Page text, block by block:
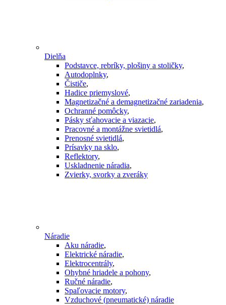
Dielňa
Podstavce, rebríky, plošiny a stoličky,
Autodoplnky,
Čističe,
Hadice priemyslové,
Magnetizačné a demagnetizačné zariadenia,
Ochranné pomôcky,
Pásky sťahovacie a viazacie,
Pracovné a montážne svietidlá,
Prenosné svietidlá,
Prísavky na sklo,
Reflektory,
Uskladnenie náradia,
Zvierky, svorky a zveráky
Náradie
Aku náradie,
Elektrické náradie,
Elektrocentrály,
Ohybné hriadele a pohony,
Ručné náradie,
Spaľovacie motory,
Vzduchové (pneumatické) náradie